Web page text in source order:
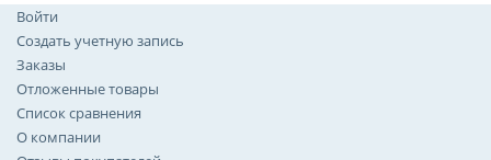
Войти
Создать учетную запись
Заказы
Отложенные товары
Список сравнения
О компании